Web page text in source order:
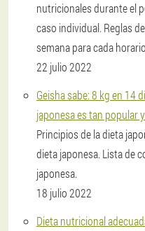
nutricionales durante el
caso individual. Reglas
semana para cada
22 julio 2022
Geisha sabe: 8 kg en 14
japonesa es tan popular
Principios de la dieta
dieta japonesa. Lista de
japonesa.
18 julio 2022
Dieta nutricional